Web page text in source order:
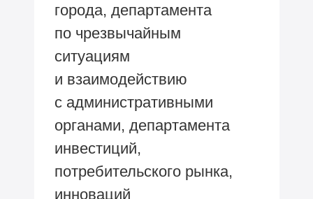
города, департамента
по чрезвычайным
ситуациям
и взаимодействию
с административными
органами, департамента
инвестиций,
потребительского рынка,
инноваций